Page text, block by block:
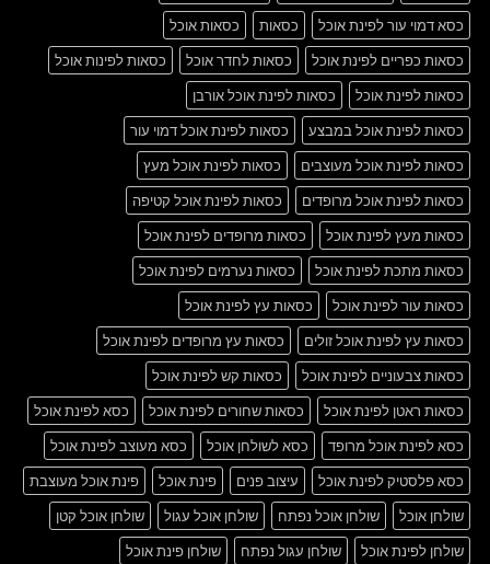
כסא דמוי עור לפינת אוכל
כסאות
כסאות אוכל
כסאות כפריים לפינת אוכל
כסאות לחדר אוכל
כסאות לפינות אוכל
כסאות לפינת אוכל
כסאות לפינת אוכל אורבן
כסאות לפינת אוכל במבצע
כסאות לפינת אוכל דמוי עור
כסאות לפינת אוכל מעוצבים
כסאות לפינת אוכל מעץ
כסאות לפינת אוכל מרופדים
כסאות לפינת אוכל קטיפה
כסאות מעץ לפינת אוכל
כסאות מרופדים לפינת אוכל
כסאות מתכת לפינת אוכל
כסאות נערמים לפינת אוכל
כסאות עור לפינת אוכל
כסאות עץ לפינת אוכל
כסאות עץ לפינת אוכל זולים
כסאות עץ מרופדים לפינת אוכל
כסאות צבעוניים לפינת אוכל
כסאות קש לפינת אוכל
כסאות ראטן לפינת אוכל
כסאות שחורים לפינת אוכל
כסא לפינת אוכל
כסא לפינת אוכל מרופד
כסא לשולחן אוכל
כסא מעוצב לפינת אוכל
כסא פלסטיק לפינת אוכל
עיצוב פנים פינת אוכל
פינת אוכל מעוצבת
שולחן אוכל
שולחן אוכל נפתח שולחן אוכל עגול
שולחן אוכל קטן
שולחן לפינת אוכל
שולחן עגול נפתח שולחן פינת אוכל